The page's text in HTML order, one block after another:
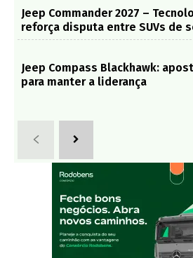
Jeep Commander 2027 –
reforça disputa entre SUVs de
Jeep Compass Blackhawk:
para manter a liderança